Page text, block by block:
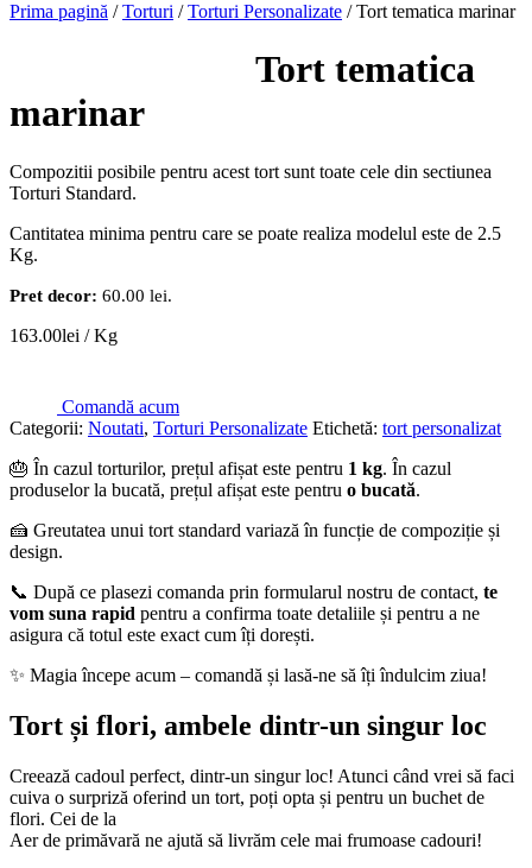
Prima pagină /Torturi /Torturi Personalizate / Tort tematica marinar
Tort tematica
marinar
Compozitii posibile pentru acest tort sunt toate cele din sectiunea
Torturi Standard.
Cantitatea minima pentru care se poate realiza modelul este de 2.5
Kg.
Pret decor: 60.00 lei.
163.00lei / Kg
Comandă acum
Categorii: Noutati, Torturi Personalizate Etichetă: tort personalizat
🎂 În cazul torturilor, prețul afișat este pentru 1 kg. În cazul
produselor la bucată, prețul afișat este pentru o bucată.
🍰 Greutatea unui tort standard variază în funcție de compoziție și
design.
📞 După ce plasezi comanda prin formularul nostru de contact, te
vom suna rapid pentru a confirma toate detaliile și pentru a ne
asigura că totul este exact cum îți dorești.
✨ Magia începe acum – comandă și lasă-ne să îți îndulcim ziua!
Tort și flori, ambele dintr-un singur loc
Creează cadoul perfect, dintr-un singur loc! Atunci când vrei să faci
cuiva o surpriză oferind un tort, poți opta și pentru un buchet de
flori. Cei de la
Aer de primăvară ne ajută să livrăm cele mai frumoase cadouri!